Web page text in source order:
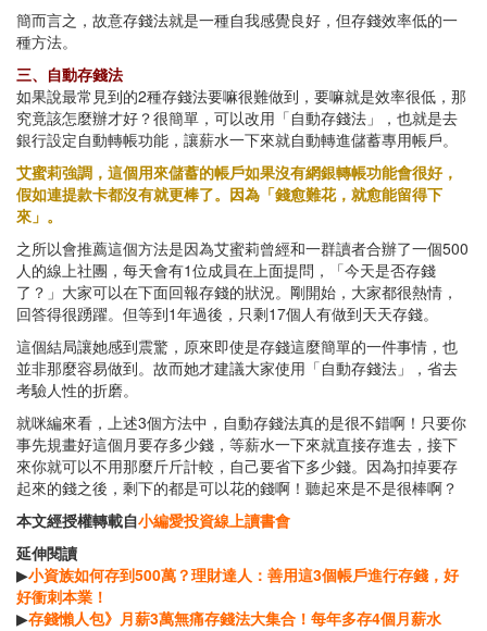
簡而言之，故意存錢法就是一種自我感覺良好，但存錢效率低的一
種方法。
三、自動存錢法
如果說最常見到的2種存錢法要嘛很難做到，要嘛就是效率很低，那
究竟該怎麼辦才好？很簡單，可以改用「自動存錢法」，也就是去
銀行設定自動轉帳功能，讓薪水一下來就自動轉進儲蓄專用帳戶。
艾蜜莉強調，這個用來儲蓄的帳戶如果沒有網銀轉帳功能會很好，
假如連提款卡都沒有就更棒了。因為「錢愈難花，就愈能留得下
來」。
之所以會推薦這個方法是因為艾蜜莉曾經和一群讀者合辦了一個500
人的線上社團，每天會有1位成員在上面提問，「今天是否存錢
了？」大家可以在下面回報存錢的狀況。剛開始，大家都很熱情，
回答得很踴躍。但等到1年過後，只剩17個人有做到天天存錢。
這個結局讓她感到震驚，原來即使是存錢這麼簡單的一件事情，也
並非那麼容易做到。故而她才建議大家使用「自動存錢法」，省去
考驗人性的折磨。
就咪編來看，上述3個方法中，自動存錢法真的是很不錯啊！只要你
事先規畫好這個月要存多少錢，等薪水一下來就直接存進去，接下
來你就可以不用那麼斤斤計較，自己要省下多少錢。因為扣掉要存
起來的錢之後，剩下的都是可以花的錢啊！聽起來是不是很棒啊？
本文經授權轉載自小編愛投資線上讀書會
延伸閱讀
▶小資族如何存到500萬？理財達人：善用這3個帳戶進行存錢，好
好衝刺本業！
▶存錢懶人包》月薪3萬無痛存錢法大集合！每年多存4個月薪水